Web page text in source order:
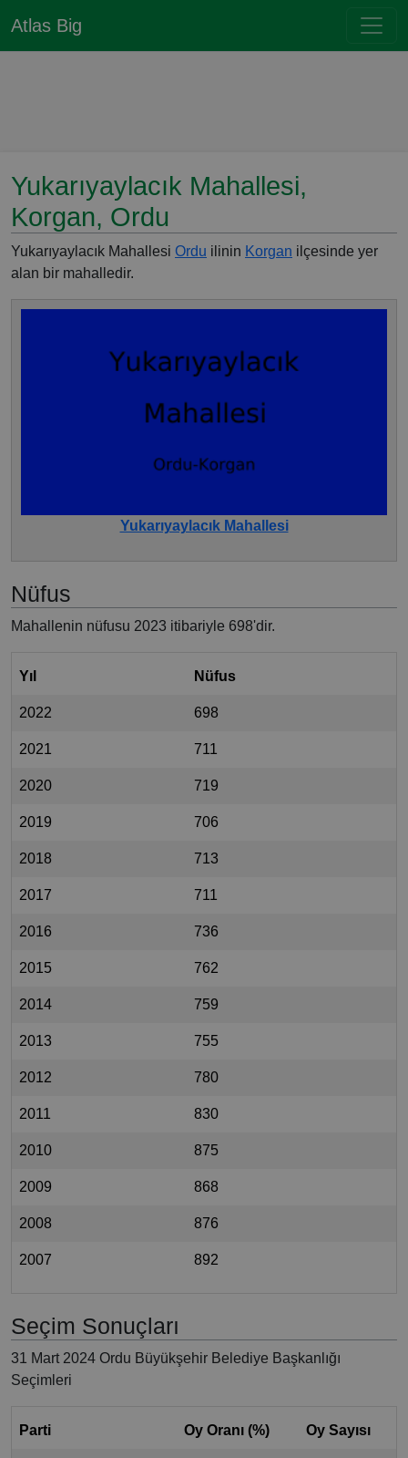
Atlas Big
Yukarıyaylacık Mahallesi,
Korgan, Ordu
Yukarıyaylacık Mahallesi Ordu ilinin Korgan ilçesinde yer
alan bir mahalledir.
Yukarıyaylacık Mahallesi
Nüfus
Mahallenin nüfusu 2023 itibariyle 698'dir.
Yıl Nüfus
2022 698
2021 711
2020 719
2019 706
2018 713
2017 711
2016 736
2015 762
2014 759
2013 755
2012 780
2011 830
2010 875
2009 868
2008 876
2007 892
Seçim Sonuçları
31 Mart 2024 Ordu Büyükşehir Belediye Başkanlığı
Seçimleri
Parti Oy Oranı (%) Oy Sayısı